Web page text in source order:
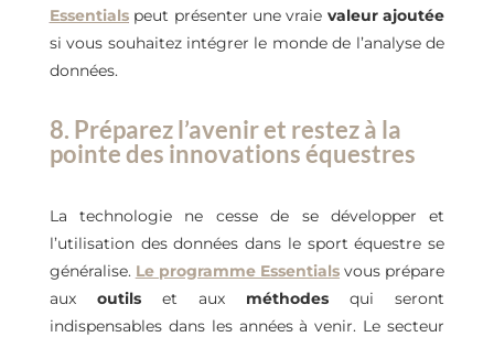
Essentials peut présenter une vraie valeur ajoutée
si vous souhaitez intégrer le monde de l’analyse de
données.
8. Préparez l’avenir et restez à la
pointe des innovations équestres
La technologie ne cesse de se développer et
l’utilisation des données dans le sport équestre se
généralise. Le programme Essentials vous prépare
aux outilset aux méthodes qui seront
indispensables dans les années à venir. Le secteur